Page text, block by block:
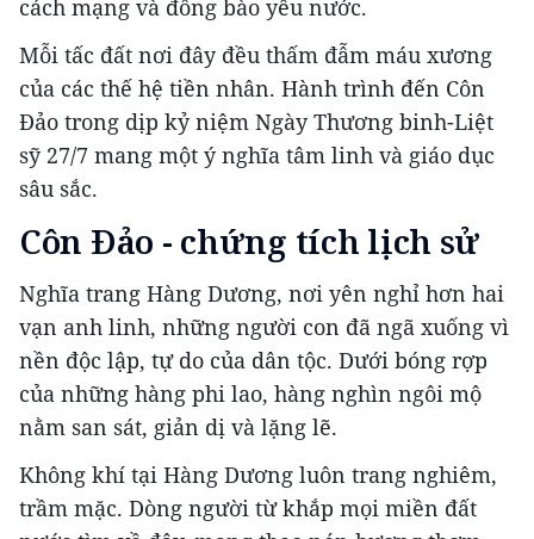
cách mạng và đồng bào yêu nước.
Mỗi tấc đất nơi đây đều thấm đẫm máu xương
của các thế hệ tiền nhân. Hành trình đến Côn
Đảo trong dịp kỷ niệm Ngày Thương binh-Liệt
sỹ 27/7 mang một ý nghĩa tâm linh và giáo dục
sâu sắc.
Côn Đảo - chứng tích lịch sử
Nghĩa trang Hàng Dương, nơi yên nghỉ hơn hai
vạn anh linh, những người con đã ngã xuống vì
nền độc lập, tự do của dân tộc. Dưới bóng rợp
của những hàng phi lao, hàng nghìn ngôi mộ
nằm san sát, giản dị và lặng lẽ.
Không khí tại Hàng Dương luôn trang nghiêm,
trầm mặc. Dòng người từ khắp mọi miền đất